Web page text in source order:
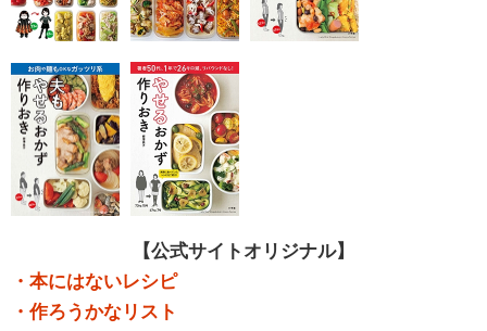
【公式サイトオリジナル】
・本にはないレシピ
・作ろうかなリスト